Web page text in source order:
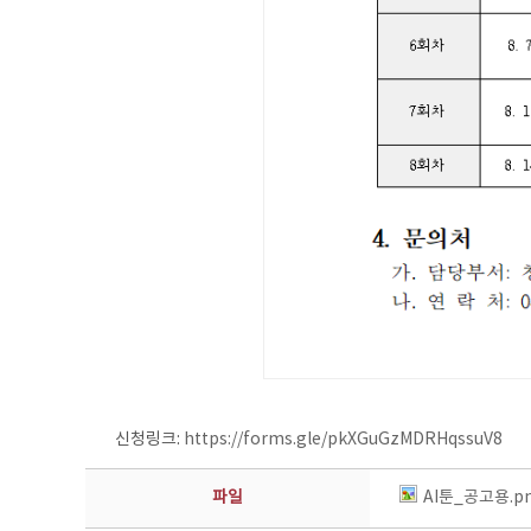
신청링크: https://forms.gle/pkXGuGzMDRHqssuV8
파일 AI툰_공고용